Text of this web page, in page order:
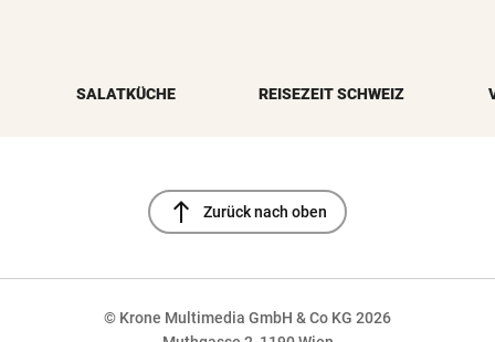
SALATKÜCHE REISEZEIT SCHWEIZ
north Zurück nach oben
© Krone Multimedia GmbH & Co KG 2026